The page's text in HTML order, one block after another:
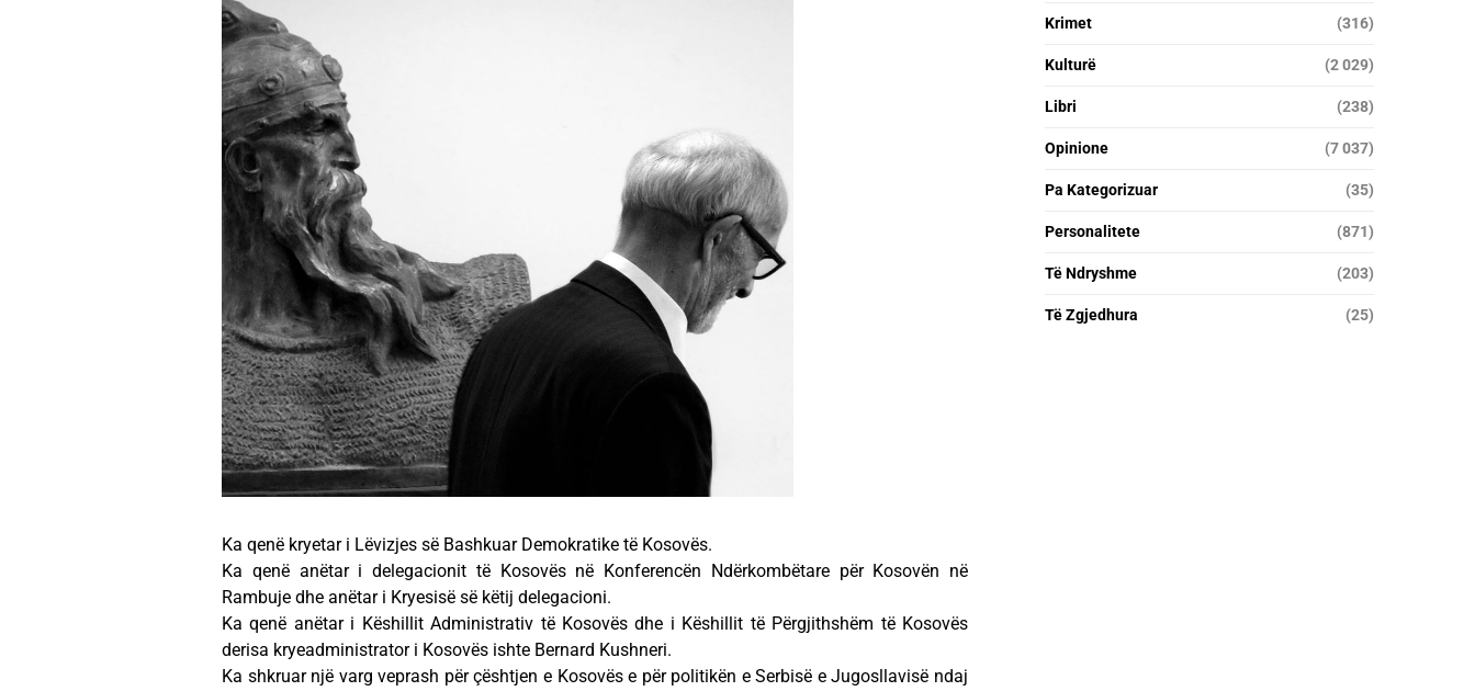
Ka qenë kryetar i Lëvizjes së Bashkuar Demokratike të Kosovës.
Ka qenë anëtar i delegacionit të Kosovës në Konferencën Ndërkombëtare për Kosovën në
Rambuje dhe anëtar i Kryesisë së këtij delegacioni.
Ka qenë anëtar i Këshillit Administrativ të Kosovës dhe i Këshillit të Përgjithshëm të Kosovës
derisa kryeadministrator i Kosovës ishte Bernard Kushneri.
Ka shkruar një varg veprash për çështjen e Kosovës e për politikën e Serbisë e Jugosllavisë ndaj
Krimet (316)
Kulturë (2 029)
Libri (238)
Opinione (7 037)
Pa Kategorizuar (35)
Personalitete (871)
Të Ndryshme (203)
Të Zgjedhura (25)